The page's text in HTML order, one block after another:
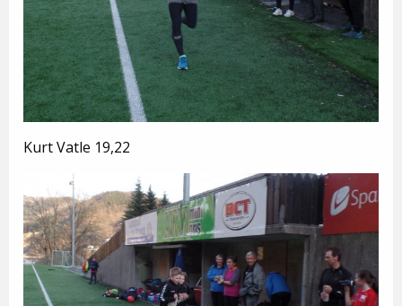
Kurt Vatle 19,22